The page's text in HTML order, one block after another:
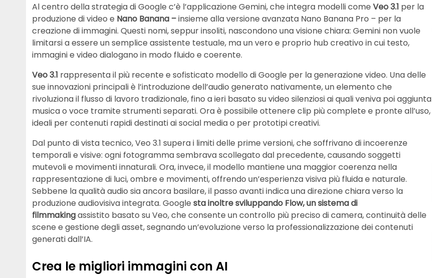
Al centro della strategia di Google c’è l’applicazione Gemini, che integra modelli come Veo 3.1 per la
produzione di video e Nano Banana –insieme alla versione avanzata Nano Banana Pro – per la
creazione di immagini. Questi nomi, seppur insoliti, nascondono una visione chiara: Gemini non vuole
limitarsi a essere un semplice assistente testuale, ma un vero e proprio hub creativo in cui testo,
immagini e video dialogano in modo fluido e coerente.
Veo 3.1 rappresenta il più recente e sofisticato modello di Google per la generazione video. Una delle
sue innovazioni principali è l’introduzione dell’audio generato nativamente, un elemento che
rivoluziona il flusso di lavoro tradizionale, fino a ieri basato su video silenziosi ai quali veniva poi aggiunta
musica o voce tramite strumenti separati. Ora è possibile ottenere clip più complete e pronte all’uso,
ideali per contenuti rapidi destinati ai social media o per prototipi creativi.
Dal punto di vista tecnico, Veo 3.1 supera i limiti delle prime versioni, che soffrivano di incoerenze
temporali e visive: ogni fotogramma sembrava scollegato dal precedente, causando soggetti
mutevoli e movimenti innaturali. Ora, invece, il modello mantiene una maggior coerenza nella
rappresentazione di luci, ombre e movimenti, offrendo un’esperienza visiva più fluida e naturale.
Sebbene la qualità audio sia ancora basilare, il passo avanti indica una direzione chiara verso la
produzione audiovisiva integrata. Google sta inoltre sviluppando Flow, un sistema di
filmmakingassistito basato su Veo, che consente un controllo più preciso di camera, continuità delle
scene e gestione degli asset, segnando un’evoluzione verso la professionalizzazione dei contenuti
generati dall’IA.
Crea le migliori immagini con AI